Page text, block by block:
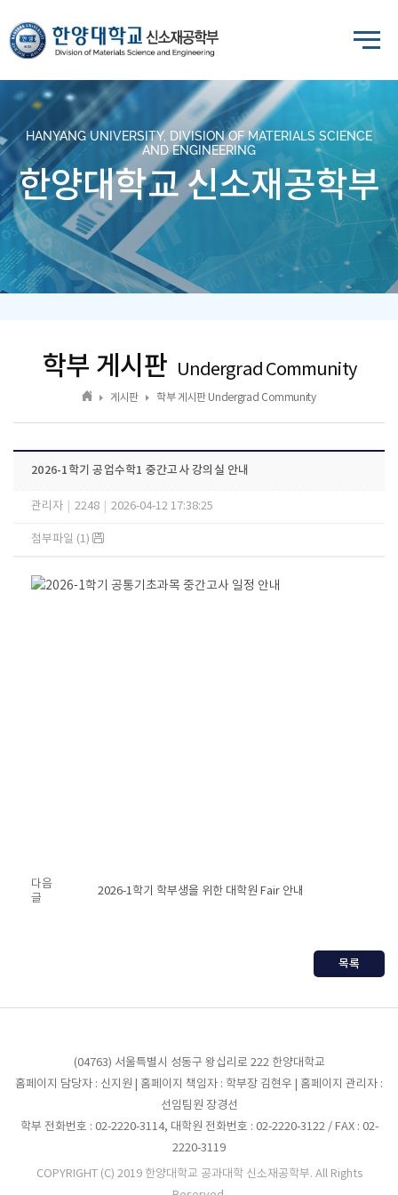
HANYANG UNIVERSITY, DIVISION OF MATERIALS SCIENCE
AND ENGINEERING
한양대학교 신소재공학부
학부 게시판 Undergrad Community
게시판 학부 게시판 Undergrad Community
2026-1학기 공업수학1 중간고사 강의실 안내
관리자 2248 2026-04-12 17:38:25
첨부파일 (1)
2026-1학기 공통기초과목 중간고사 일정 안내
다음
글
2026-1학기 학부생을 위한 대학원 Fair 안내
목록
(04763) 서울특별시 성동구 왕십리로 222 한양대학교
홈페이지 담당자 : 신지원 | 홈페이지 책임자 : 학부장 김현우 | 홈페이지 관리자 :
선임팀원 장경선
학부 전화번호 : 02-2220-3114, 대학원 전화번호 : 02-2220-3122 / FAX : 02-
2220-3119
COPYRIGHT (C) 2019 한양대학교 공과대학 신소재공학부. All Rights